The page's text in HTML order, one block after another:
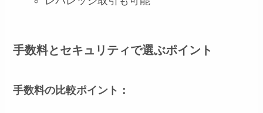
手数料とセキュリティで選ぶポイント
手数料の比較ポイント：